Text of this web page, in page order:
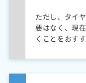
ただし、タイ
要はなく、現
くことをおす